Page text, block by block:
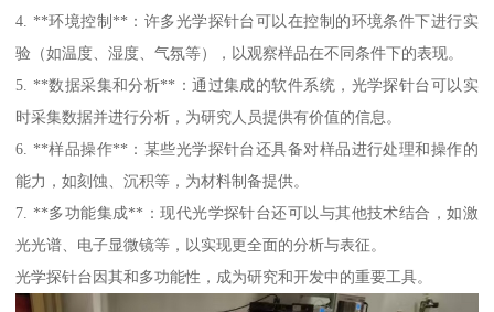
4. **环境控制**：许多光学探针台可以在控制的环境条件下进行实
验（如温度、湿度、气氛等），以观察样品在不同条件下的表现。
5. **数据采集和分析**：通过集成的软件系统，光学探针台可以实
时采集数据并进行分析，为研究人员提供有价值的信息。
6. **样品操作**：某些光学探针台还具备对样品进行处理和操作的
能力，如刻蚀、沉积等，为材料制备提供。
7. **多功能集成**：现代光学探针台还可以与其他技术结合，如激
光光谱、电子显微镜等，以实现更全面的分析与表征。
光学探针台因其和多功能性，成为研究和开发中的重要工具。